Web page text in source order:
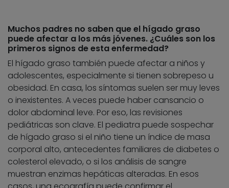
Muchos padres no saben que el hígado graso
puede afectar a los más jóvenes. ¿Cuáles son los
primeros signos de esta enfermedad?
El hígado graso también puede afectar a niños y
adolescentes, especialmente si tienen sobrepeso u
obesidad. En casa, los síntomas suelen ser muy leves
o inexistentes. A veces puede haber cansancio o
dolor abdominal leve. Por eso, las revisiones
pediátricas son clave. El pediatra puede sospechar
de hígado graso si el niño tiene un índice de masa
corporal alto, antecedentes familiares de diabetes o
colesterol elevado, o si los análisis de sangre
muestran enzimas hepáticas alteradas. En esos